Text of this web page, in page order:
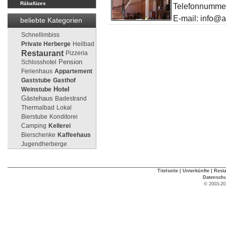
Rábafüzes
beliebte Kategorien
Schnellimbiss
Private Herberge Heilbad
Restaurant Pizzeria
Schlosshotel
Pension
Ferienhaus Appartement
Gaststube Gasthof
Weinstube Hotel
Gästehaus Badestrand
Thermalbad Lokal
Bierstube Konditorei
Camping Kellerei
Bierschenke Kaffeehaus
Jugendherberge
E-mail:
Titelseite Unterkünfte
© 2003-